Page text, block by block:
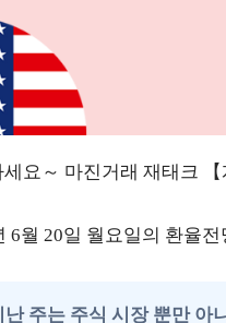
요～ 마진거래 재태크 【
6월 20일 월요일의 환율전
난 주는 주식 시장 뿐만 아